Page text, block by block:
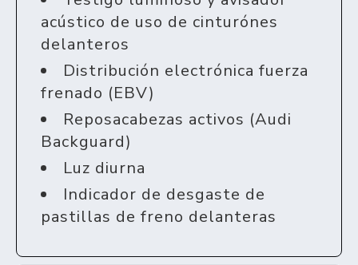
acústico de uso de cinturónes
delanteros
Distribución electrónica fuerza
frenado (EBV)
Reposacabezas activos (Audi
Backguard)
Luz diurna
Indicador de desgaste de
pastillas de freno delanteras